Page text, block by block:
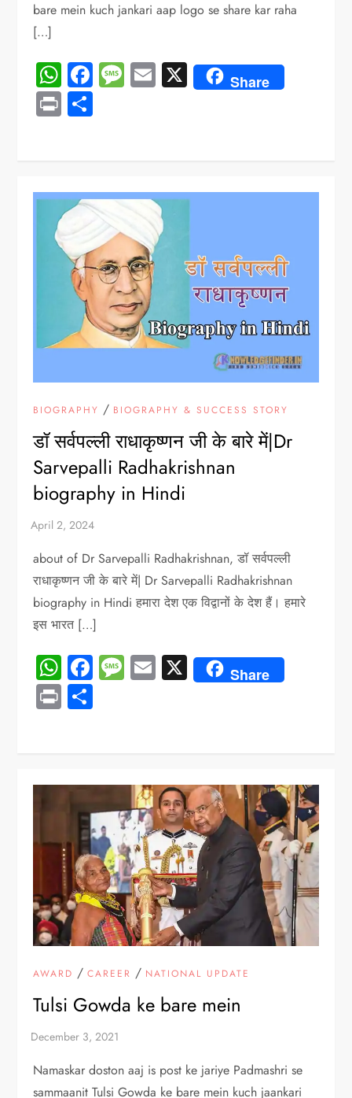
bare mein kuch jankari aap logo se share kar raha
[…]
WhatsApp
Facebook
Message
Email
X Share
Print
BIOGRAPHY / BIOGRAPHY & SUCCESS STORY
डॉ सर्वपल्ली राधाकृष्णन जी के बारे में|Dr
Sarvepalli Radhakrishnan
biography in Hindi
about of Dr Sarvepalli Radhakrishnan, डॉ सर्वपल्ली
राधाकृष्णन जी के बारे में| Dr Sarvepalli Radhakrishnan
biography in Hindi हमारा देश एक विद्वानों के देश हैं। हमारे
इस भारत […]
WhatsApp
Facebook
Message
Email
X Share
Print
AWARD /CAREER / NATIONAL UPDATE
Tulsi Gowda ke bare mein
Namaskar doston aaj is post ke jariye Padmashri se
sammaanit Tulsi Gowda ke bare mein kuch jaankari